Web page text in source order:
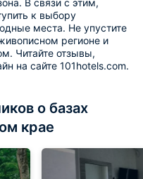
к выбору
места. Не упустите
регионе и
Читайте отзывы,
на сайте 101hotels.com.
о базах
крае